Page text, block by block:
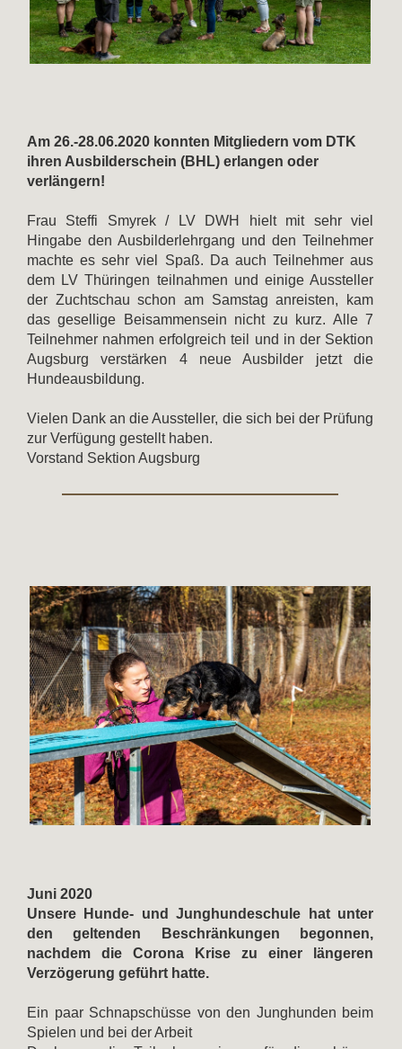
Am 26.-28.06.2020 konnten Mitgliedern vom DTK
ihren Ausbilderschein (BHL) erlangen oder
verlängern!
Frau Steffi Smyrek / LV DWH hielt mit sehr viel
Hingabe den Ausbilderlehrgang und den Teilnehmer
machte es sehr viel Spaß. Da auch Teilnehmer aus
dem LV Thüringen teilnahmen und einige Aussteller
der Zuchtschau schon am Samstag anreisten, kam
das gesellige Beisammensein nicht zu kurz. Alle 7
Teilnehmer nahmen erfolgreich teil und in der Sektion
Augsburg verstärken 4 neue Ausbilder jetzt die
Hundeausbildung.
Vielen Dank an die Aussteller, die sich bei der Prüfung
zur Verfügung gestellt haben.
Vorstand Sektion Augsburg
Juni 2020
Unsere Hunde- und Junghundeschule hat unter
den geltenden Beschränkungen begonnen,
nachdem die Corona Krise zu einer längeren
Verzögerung geführt hatte.
Ein paar Schnapschüsse von den Junghunden beim
Spielen und bei der Arbeit